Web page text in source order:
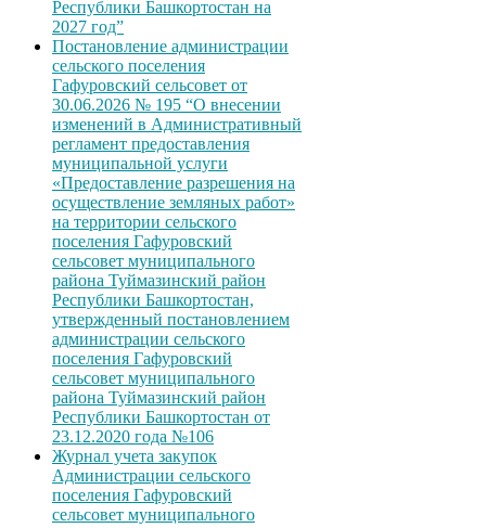
Республики Башкортостан на
2027 год”
Постановление администрации
сельского поселения
Гафуровский сельсовет от
30.06.2026 № 195 “О внесении
изменений в Административный
регламент предоставления
муниципальной услуги
«Предоставление разрешения на
осуществление земляных работ»
на территории сельского
поселения Гафуровский
сельсовет муниципального
района Туймазинский район
Республики Башкортостан,
утвержденный постановлением
администрации сельского
поселения Гафуровский
сельсовет муниципального
района Туймазинский район
Республики Башкортостан от
23.12.2020 года №106
Журнал учета закупок
Администрации сельского
поселения Гафуровский
сельсовет муниципального